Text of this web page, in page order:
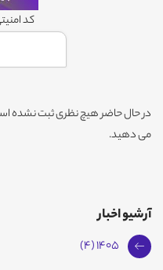
کد
در حال حاضر هیچ نظری ثبت نشده
می دهید.
آرشیو اخبار
1405 (4)